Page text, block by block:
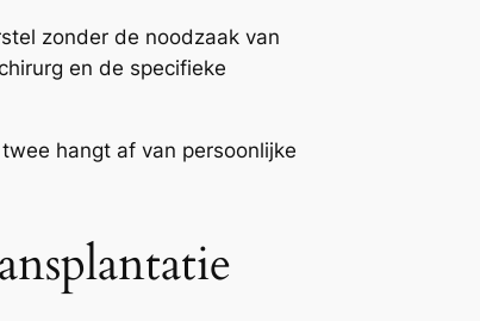
zonder de noodzaak van
en de specifieke
hangt af van persoonlijke